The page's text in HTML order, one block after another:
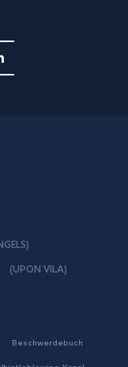
(UPON VILA)
Beschwerdebuch